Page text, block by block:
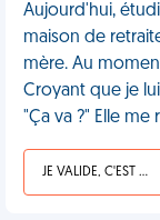
Aujourd'hui,
maison de
mère. Au
Croyant que je
"Ça va ?" Elle
JE VALIDE, C'EST UNE VDM